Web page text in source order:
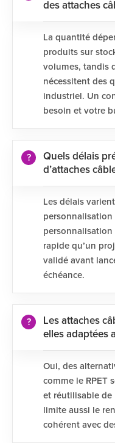
des attaches
La quantité
produits sur
volumes, tandis
nécessitent des
industriel. Un
besoin et votre
Quels délais
d’attaches
Les délais
personnalisation
rapide qu’un
validé avant
échéance.
Les attaches
elles adaptées
Oui, des
comme le RPET
et réutilisable de
limite aussi le
cohérent avec